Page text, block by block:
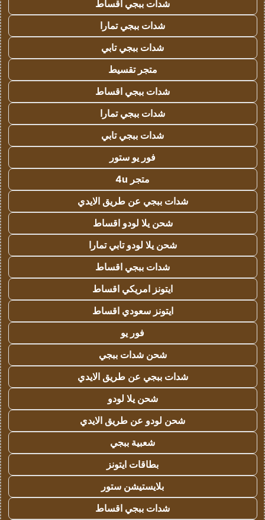
شدات ببجي اقساط
شدات ببجي تمارا
شدات ببجي تابي
متجر تقسيط
شدات ببجي اقساط
شدات ببجي تمارا
شدات ببجي تابي
فور يو ستور
متجر 4u
شدات ببجي عن طريق الايدي
شحن يلا لودو اقساط
شحن يلا لودو تابي تمارا
شدات ببجي اقساط
ايتونز امريكي اقساط
ايتونز سعودي اقساط
فور يو
شحن شدات ببجي
شدات ببجي عن طريق الايدي
شحن يلا لودو
شحن لودو عن طريق الايدي
شعبية ببجي
بطاقات ايتونز
بلايستيشن ستور
شدات ببجي اقساط